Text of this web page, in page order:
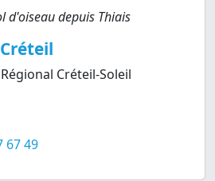
d'oiseau depuis Thiais
Créteil-Soleil
67 49